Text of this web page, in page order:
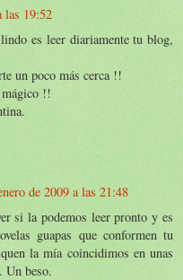
las 19:52
es leer diariamente tu blog,
un poco más cerca !!
!!
de 2009 a las 21:48
si la podemos leer pronto y es
guapas que conformen tu
la mía coincidimos en unas
Un beso.